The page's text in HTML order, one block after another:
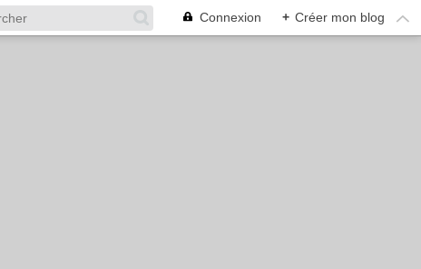
Connexion + Créer mon blog